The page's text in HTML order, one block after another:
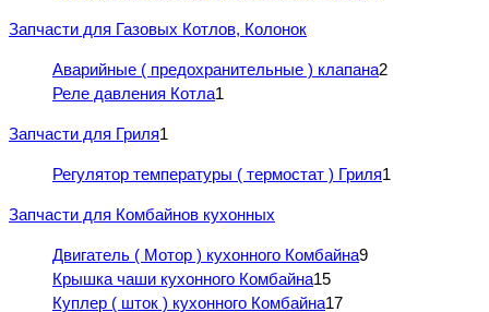
Запчасти для Газовых Котлов, Колонок
Аварийные ( предохранительные ) клапана2
Реле давления Котла1
Запчасти для Гриля1
Регулятор температуры ( термостат ) Гриля1
Запчасти для Комбайнов кухонных
Двигатель ( Мотор ) кухонного Комбайна9
Крышка чаши кухонного Комбайна15
Куплер ( шток ) кухонного Комбайна17